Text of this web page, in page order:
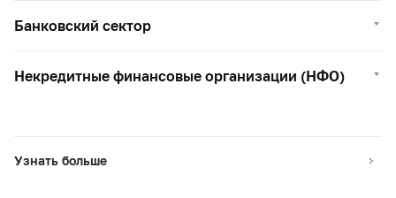
Банковский сектор
Некредитные финансовые организации (НФО)
Узнать больше